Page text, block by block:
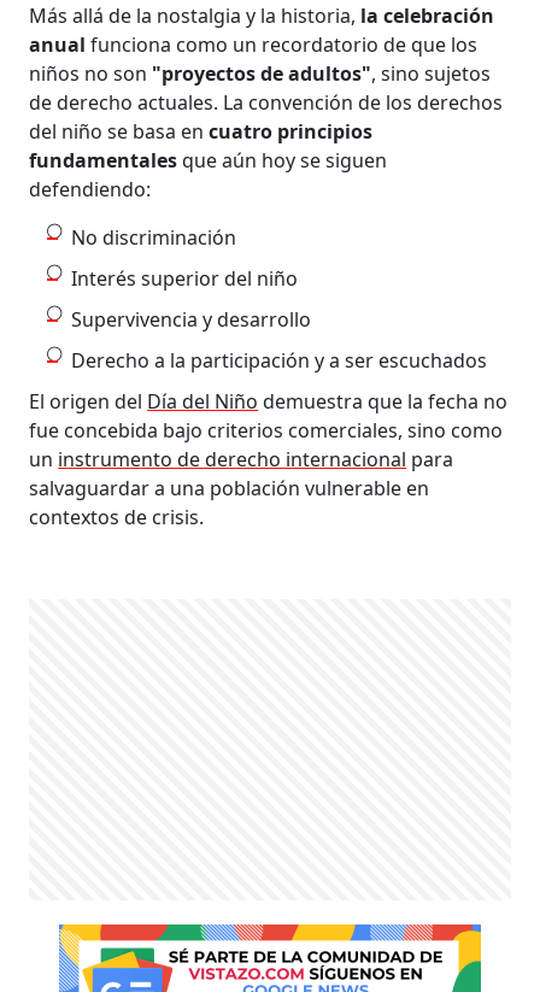
Más allá de la nostalgia y la historia, la celebración
anual funciona como un recordatorio de que los
niños no son "proyectos de adultos", sino sujetos
de derecho actuales. La convención de los derechos
del niño se basa encuatro principios
fundamentalesque aún hoy se siguen
defendiendo:
No discriminación
Interés superior del niño
Supervivencia y desarrollo
Derecho a la participación y a ser escuchados
El origen del Día del Niño demuestra que la fecha no
fue concebida bajo criterios comerciales, sino como
un instrumento de derecho internacional para
salvaguardar a una población vulnerable en
contextos de crisis.